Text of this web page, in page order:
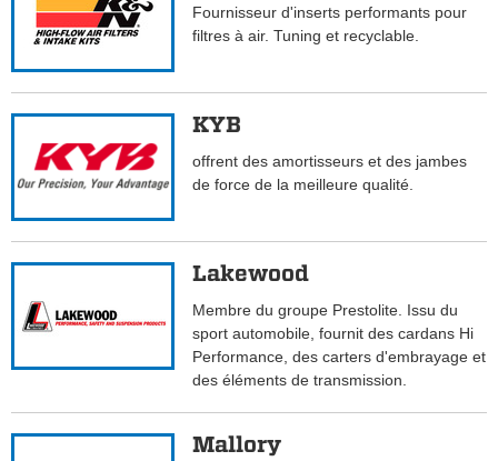
Fournisseur d'inserts performants pour
filtres à air. Tuning et recyclable.
KYB
offrent des amortisseurs et des jambes
de force de la meilleure qualité.
Lakewood
Membre du groupe Prestolite. Issu du
sport automobile, fournit des cardans Hi
Performance, des carters d'embrayage et
des éléments de transmission.
Mallory